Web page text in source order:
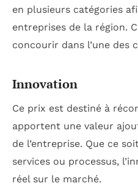
en plusieurs catégories
entreprises de la région.
concourir dans l’une des
Innovation
Ce prix est destiné à
apportent une valeur
de l’entreprise. Que ce
services ou processus,
réel sur le marché.